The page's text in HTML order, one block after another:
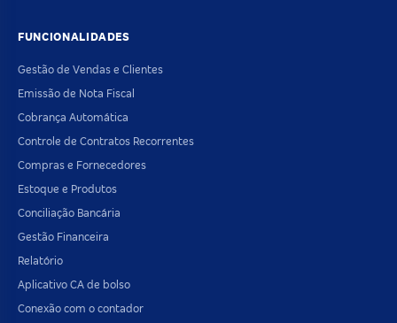
FUNCIONALIDADES
Gestão de Vendas e Clientes
Emissão de Nota Fiscal
Cobrança Automática
Controle de Contratos Recorrentes
Compras e Fornecedores
Estoque e Produtos
Conciliação Bancária
Gestão Financeira
Relatório
Aplicativo CA de bolso
Conexão com o contador